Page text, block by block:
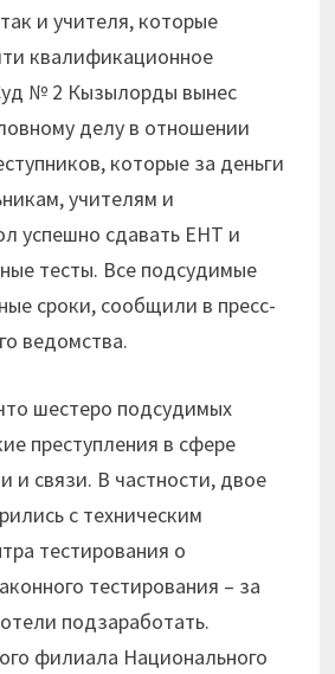
и учителя, которые
квалификационное
№ 2 Кызылорды вынес
делу в отношении
которые за деньги
учителям и
успешно сдавать ЕНТ и
тесты. Все подсудимые
сроки, сообщили в пресс-
ведомства.
шестеро подсудимых
преступления в сфере
и связи. В частности, двое
с техническим
тестирования о
тестирования – за
подзаработать.
филиала Национального